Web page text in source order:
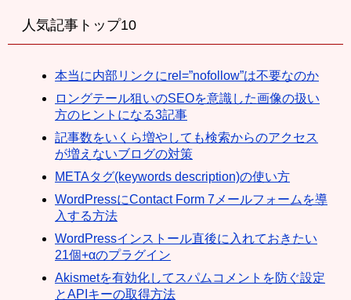
人気記事トップ10
本当に内部リンクにrel=”nofollow”は不要なのか
ロングテール狙いのSEOを意識した画像の扱い
方のヒントになる3記事
記事数をいくら増やしても検索からのアクセス
が増えないブログの対策
METAタグ(keywords description)の使い方
WordPressにContact Form 7メールフォームを導
入する方法
WordPressインストール直後に入れておきたい
21個+αのプラグイン
Akismetを有効化してスパムコメントを防ぐ設定
とAPIキーの取得方法